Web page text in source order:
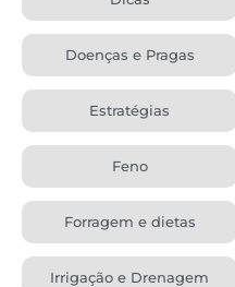
Doenças e Pragas
Estratégias
Feno
Forragem e dietas
Irrigação e Drenagem